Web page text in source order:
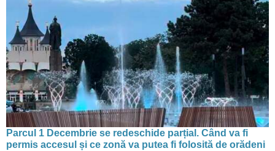
Parcul 1 Decembrie se redeschide parțial. Când va fi
permis accesul și ce zonă va putea fi folosită de orădeni